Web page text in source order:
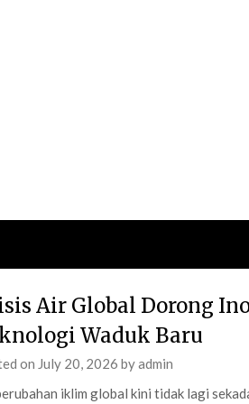
Air Global Dorong
Waduk Baru
on July 20, 2026 byadmin
iklim global kini tidak lagi